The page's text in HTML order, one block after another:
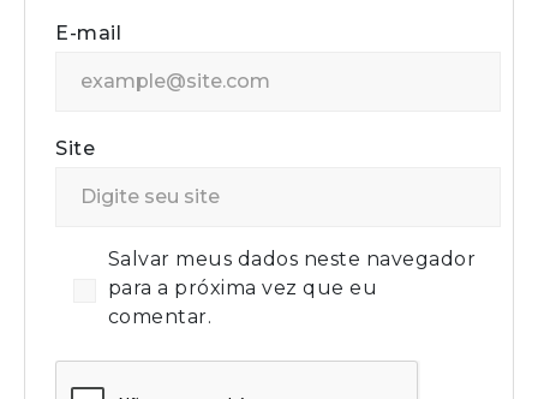
E-mail
Site
Salvar meus dados neste navegador
para a próxima vez que eu
comentar.